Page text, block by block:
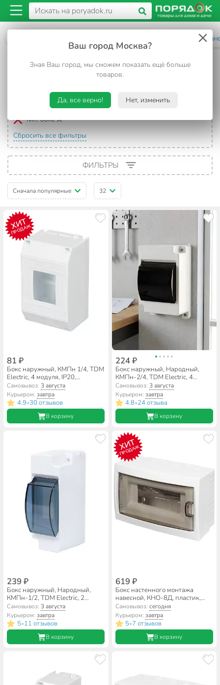
Ваш город Москва?
Зная Ваш город, мы сможем показать ещё больше
товаров.
Да, все верно! Нет, изменить
Боксы, щиты бокс
Выбранные фильтры:
Тип:бокс
Сбросить все фильтры
ФИЛЬТРЫ
Сначала популярные 32
ХИТ
ПРОДАЖ
81 ₽
Бокс наружный, КМПн 1/4, TDM
Electric, 4 модуля, IP20,
SQ0907-0102
Самовывоз: 3 августа
Курьером:завтра
4.9•30 отзывов
В корзину
224 ₽
Бокс наружный, Народный,
КМПн-2/4, TDM Electric, 4
модуля, IP30, полупрозрачная
дверь, SQ0907-0602
Самовывоз: 3 августа
Курьером: завтра
4.8•24 отзыва
В корзину
239 ₽
Бокс наружный, Народный,
КМПн-1/2, TDM Electric, 2
модуля, IP30, полупрозрачная
дверь, SQ0907-0601
Самовывоз: 3 августа
Курьером:завтра
5•11 отзывов
В корзину
ХИТ
ПРОДАЖ
619 ₽
Бокс настенного монтажа
навесной, КНО-8Д, пластик,
БелТИЗ, 8 модулей, IP20,
УТ000002642
Самовывоз: сегодня
Курьером: завтра
5•7 отзывов
В корзину